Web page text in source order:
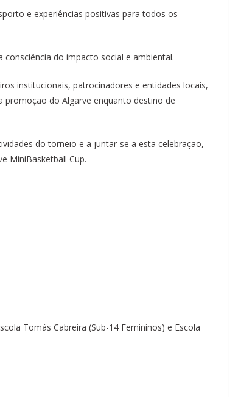
e experiências positivas para todos os
do impacto social e ambiental.
institucionais, patrocinadores e entidades locais,
do Algarve enquanto destino de
do torneio e a juntar-se a esta celebração,
MiniBasketball Cup.
Tomás Cabreira (Sub-14 Femininos) e Escola